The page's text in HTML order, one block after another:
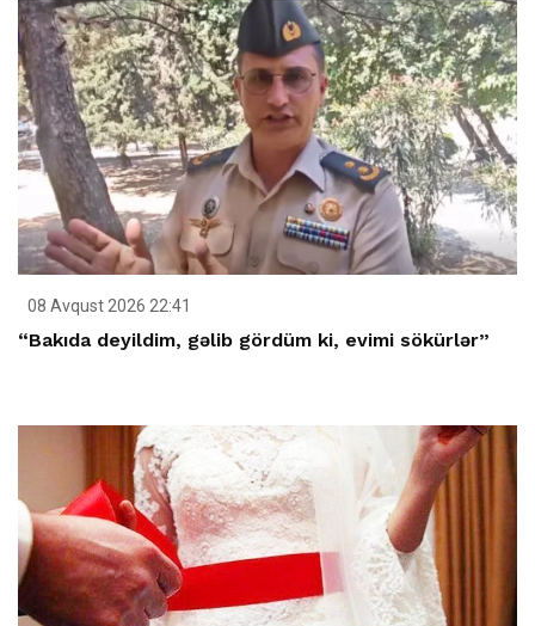
08 Avqust 2026 22:41
“Bakıda deyildim, gəlib gördüm ki, evimi sökürlər”